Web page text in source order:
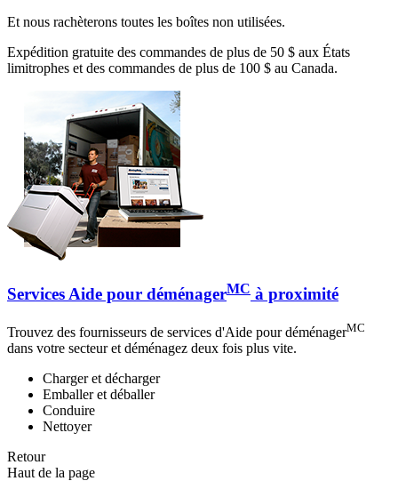
Et nous rachèterons toutes les boîtes non utilisées.
Expédition gratuite des commandes de plus de 50 $ aux États
limitrophes et des commandes de plus de 100 $ au Canada.
Services Aide pour déménagerMC à proximité
Trouvez des fournisseurs de services d'Aide pour déménagerMC
dans votre secteur et déménagez deux fois plus vite.
Charger et décharger
Emballer et déballer
Conduire
Nettoyer
Retour
Haut de la page